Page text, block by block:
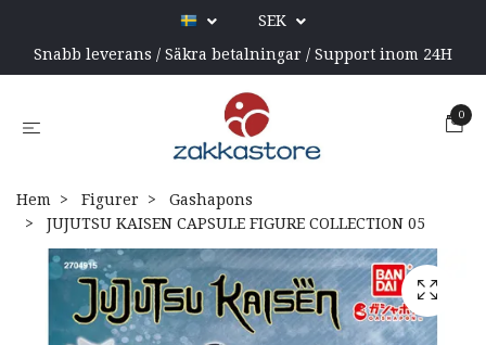
SEK
Snabb leverans / Säkra betalningar / Support inom 24H
0
Hem Figurer
Gashapons
JUJUTSU KAISEN CAPSULE FIGURE COLLECTION 05